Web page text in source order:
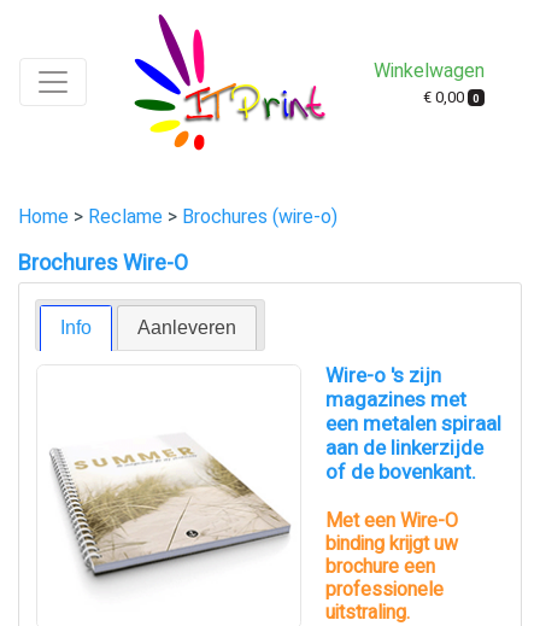
Winkelwagen
€ 0,00 0
Home > Reclame > Brochures (wire-o)
Brochures Wire-O
Info Aanleveren
Wire-o 's zijn
magazines met
een metalen spiraal
aan de linkerzijde
of de bovenkant.
Met een Wire-O
binding krijgt uw
brochure een
professionele
uitstraling.